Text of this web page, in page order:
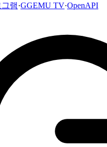
램·GGEMU TV·OpenAPI